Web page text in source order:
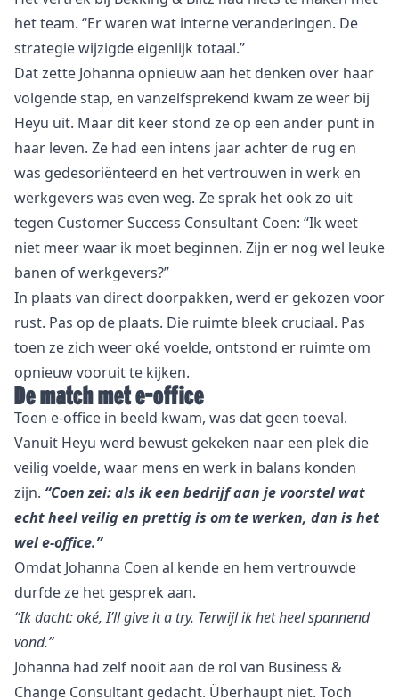
het team. “Er waren wat interne veranderingen. De
strategie wijzigde eigenlijk totaal.”
Dat zette Johanna opnieuw aan het denken over haar
volgende stap, en vanzelfsprekend kwam ze weer bij
Heyu uit. Maar dit keer stond ze op een ander punt in
haar leven. Ze had een intens jaar achter de rug en
was gedesoriënteerd en het vertrouwen in werk en
werkgevers was even weg. Ze sprak het ook zo uit
tegen Customer Success Consultant Coen: “Ik weet
niet meer waar ik moet beginnen. Zijn er nog wel leuke
banen of werkgevers?”
In plaats van direct doorpakken, werd er gekozen voor
rust. Pas op de plaats. Die ruimte bleek cruciaal. Pas
toen ze zich weer oké voelde, ontstond er ruimte om
opnieuw vooruit te kijken.
De match met e-office
Toen e-office in beeld kwam, was dat geen toeval.
Vanuit Heyu werd bewust gekeken naar een plek die
veilig voelde, waar mens en werk in balans konden
zijn. “Coen zei: als ik een bedrijf aan je voorstel wat
echt heel veilig en prettig is om te werken, dan is het
wel e-office.”
Omdat Johanna Coen al kende en hem vertrouwde
durfde ze het gesprek aan.
“Ik dacht: oké, I’ll give it a try. Terwijl ik het heel spannend
vond.”
Johanna had zelf nooit aan de rol van Business &
Change Consultant gedacht. Überhaupt niet. Toch